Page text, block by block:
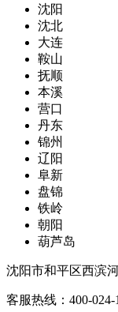
沈阳
沈北
大连
鞍山
抚顺
本溪
营口
丹东
锦州
辽阳
阜新
盘锦
铁岭
朝阳
葫芦岛
沈阳市和平区西滨
客服热线： 400-024-